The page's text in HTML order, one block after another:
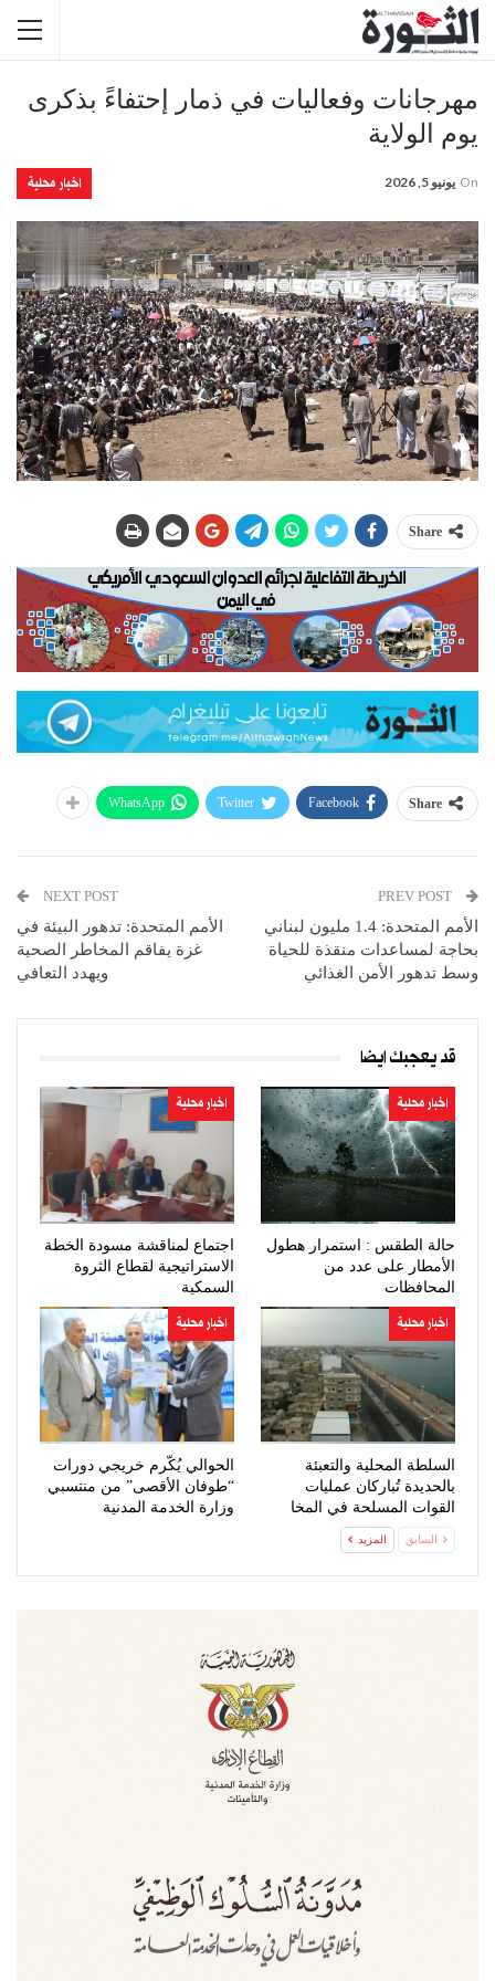
مهرجانات وفعاليات في ذمار إحتفاءً بذكرى
يوم الولاية
اخبار محلية On يونيو 5, 2026
Share
Share
Facebook
Twitter
WhatsApp
الأمم المتحدة: 1.4 مليون لبناني
بحاجة لمساعدات منقذة للحياة
وسط تدهور الأمن الغذائي
NEXT POST
الأمم المتحدة: تدهور البيئة في
غزة يفاقم المخاطر الصحية
ويهدد التعافي
قد يعجبك ايضا
اخبار محلية
حالة الطقس : استمرار هطول
الأمطار على عدد من
المحافظات
اخبار محلية
اجتماع لمناقشة مسودة الخطة
الاستراتيجية لقطاع الثروة
السمكية
اخبار محلية
السلطة المحلية والتعبئة
بالحديدة تُباركان عمليات
القوات المسلحة في المخا
اخبار محلية
الحوالي يُكّرم خريجي دورات
“طوفان الأقصى” من منتسبي
وزارة الخدمة المدنية
السابق المزيد